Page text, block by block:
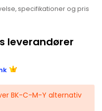
specifikationer og pris
leverandører
BK-C-M-Y alternativ